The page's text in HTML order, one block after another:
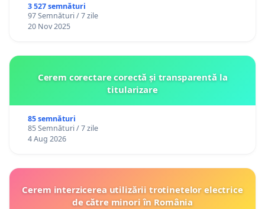
3 527 semnături
97 Semnături / 7 zile
20 Nov 2025
Cerem corectare corectă și transparentă la
titularizare
85 semnături
85 Semnături / 7 zile
4 Aug 2026
Cerem interzicerea utilizării trotinetelor electrice
de către minori în România